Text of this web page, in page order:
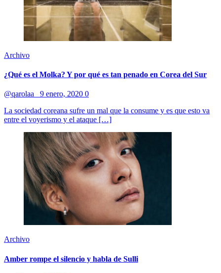
Archivo
¿Qué es el Molka? Y por qué es tan penado en Corea del Sur
@qarolaa_ 9 enero, 2020 0
La sociedad coreana sufre un mal que la consume y es que esto va
entre el voyerismo y el ataque […]
Archivo
Amber rompe el silencio y habla de Sulli